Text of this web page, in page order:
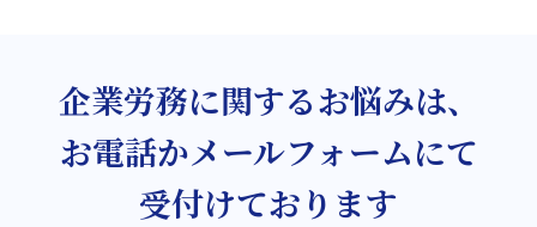
企業労務に関するお悩みは、
お電話かメールフォームにて
受付けております